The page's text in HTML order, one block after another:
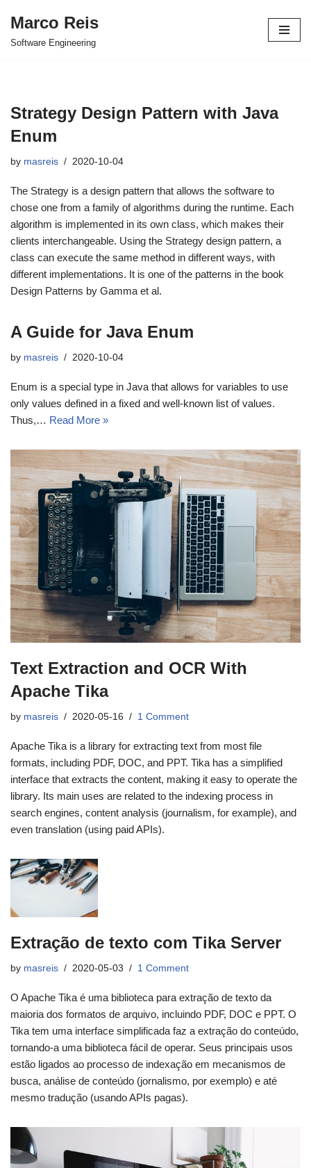
Skip
Marco Reis
Software Engineering
Strategy Design Pattern with Java
Enum
by masreis 2020-10-04
The Strategy is a design pattern that allows the software to
chose one from a family of algorithms during the runtime. Each
algorithm is implemented in its own class, which makes their
clients interchangeable. Using the Strategy design pattern, a
class can execute the same method in different ways, with
different implementations. It is one of the patterns in the book
Design Patterns by Gamma et al.
A Guide for Java Enum
by masreis 2020-10-04
Enum is a special type in Java that allows for variables to use
only values defined in a fixed and well-known list of values.
Thus,… Read More »
Text Extraction and OCR With
Apache Tika
by masreis 2020-05-16 1 Comment
Apache Tika is a library for extracting text from most file
formats, including PDF, DOC, and PPT. Tika has a simplified
interface that extracts the content, making it easy to operate the
library. Its main uses are related to the indexing process in
search engines, content analysis (journalism, for example), and
even translation (using paid APIs).
Extração de texto com Tika Server
by masreis 2020-05-03 1 Comment
O Apache Tika é uma biblioteca para extração de texto da
maioria dos formatos de arquivo, incluindo PDF, DOC e PPT. O
Tika tem uma interface simplificada faz a extração do conteúdo,
tornando-a uma biblioteca fácil de operar. Seus principais usos
estão ligados ao processo de indexação em mecanismos de
busca, análise de conteúdo (jornalismo, por exemplo) e até
mesmo tradução (usando APIs pagas).